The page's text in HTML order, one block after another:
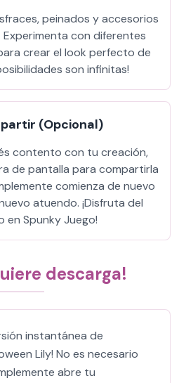
peinados y accesorios
Experimenta con diferentes
crear el look perfecto de
son infinitas!
(Opcional)
contento con tu creación,
de pantalla para compartirla
comienza de nuevo
atuendo. ¡Disfruta del
Spunky Juego!
descarga!
instantánea de
Lily! No es necesario
abre tu